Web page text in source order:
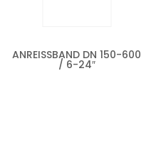
ANREISSBAND DN 150-600 /
6-24″